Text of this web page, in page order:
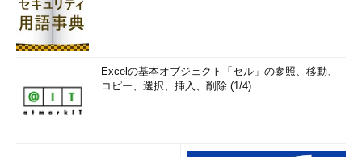
Excelの基本オブジェクト「セル」の参照、移動、
コピー、選択、挿入、削除 (1/4)